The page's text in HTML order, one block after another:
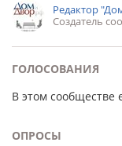
Редактор
Создатель
ГОЛОСОВАНИЯ
В этом сообществе
ОПРОСЫ